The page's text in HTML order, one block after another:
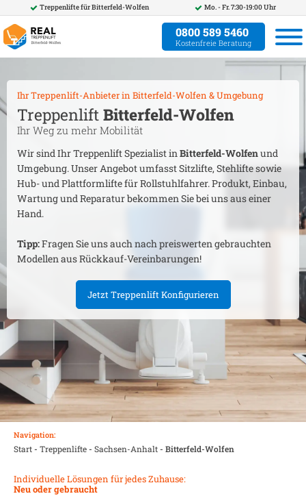
Treppenlifte fürBitterfeld-Wolfen Mo. - Fr. 7:30-19:00 Uhr
0800 589 5460
Kostenfreie Beratung
Ihr Treppenlift-Anbieter in Bitterfeld-Wolfen & Umgebung
Treppenlift Bitterfeld-Wolfen
Ihr Weg zu mehr Mobilität
Wir sind Ihr Treppenlift Spezialist inBitterfeld-Wolfenund
Umgebung. Unser Angebot umfasst Sitzlifte, Stehlifte sowie
Hub- und Plattformlifte für Rollstuhlfahrer. Produkt, Einbau,
Wartung und Reparatur bekommen Sie bei uns aus einer
Hand.
Tipp:Fragen Sie uns auch nach preiswerten gebrauchten
Modellen aus Rückkauf-Vereinbarungen!
Jetzt Treppenlift Konfigurieren
Navigation:
Start- Treppenlifte- Sachsen-Anhalt- Bitterfeld-Wolfen
Individuelle Lösungen für jedes Zuhause:
Neu oder gebraucht